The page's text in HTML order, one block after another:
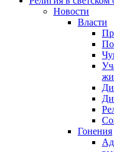
Новости
Власти
Гонения